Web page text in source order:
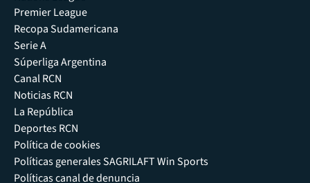
Premier League
Recopa Sudamericana
Serie A
Súperliga Argentina
Canal RCN
Noticias RCN
La República
Deportes RCN
Política de cookies
Políticas generales SAGRILAFT Win Sports
Políticas canal de denuncia